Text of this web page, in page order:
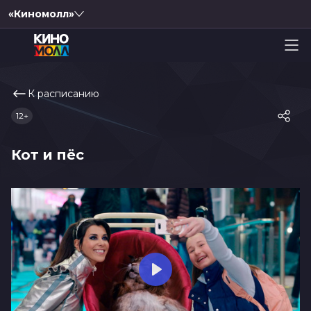
«Киномолл»
К расписанию
Кот и пёс
12+
Play